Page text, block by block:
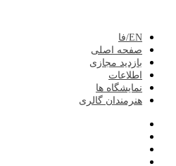
EN/فا
صفحه اصلی
بازدید مجازی
اطلاعات
نمایشگاه ها
هنرمندان گالری